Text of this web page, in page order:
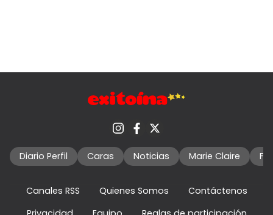
Diario Perfil Caras Noticias Marie Claire
Canales RSS Quienes Somos
Contáctenos